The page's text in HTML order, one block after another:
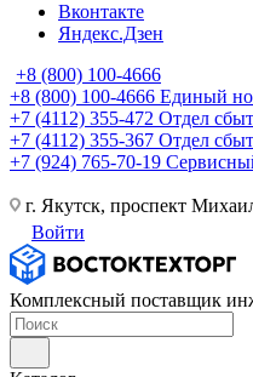
Вконтакте
Яндекс.Дзен
+8 (800) 100-4666
+8 (800) 100-4666 Единый
+7 (4112) 355-472 Отдел
+7 (4112) 355-367 Отдел
+7 (924) 765-70-19
г. Якутск, проспект
Войти
Комплексный поставщик